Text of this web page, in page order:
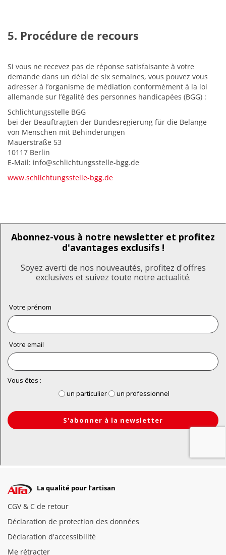
5. Procédure de recours
Si vous ne recevez pas de réponse satisfaisante à votre
demande dans un délai de six semaines, vous pouvez vous
adresser à l’organisme de médiation conformément à la loi
allemande sur l’égalité des personnes handicapées (BGG) :
Schlichtungsstelle BGG
bei der Beauftragten der Bundesregierung für die Belange
von Menschen mit Behinderungen
Mauerstraße 53
10117 Berlin
E-Mail: info@schlichtungsstelle-bgg.de
www.schlichtungsstelle-bgg.de
La qualité pour l’artisan
CGV & C de retour
Déclaration de protection des données
Déclaration d'accessibilité
Me rétracter